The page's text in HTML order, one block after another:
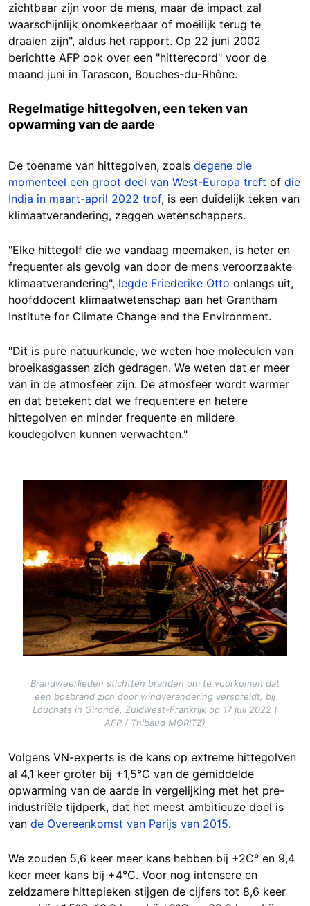
zichtbaar zijn voor de mens, maar de impact zal
waarschijnlijk onomkeerbaar of moeilijk terug te
draaien zijn", aldus het rapport. Op 22 juni 2002
berichtte AFP ook over een "hitterecord" voor de
maand juni in Tarascon, Bouches-du-Rhône.
Regelmatige hittegolven, een teken van
opwarming van de aarde
De toename van hittegolven, zoals degene die
momenteel een groot deel van West-Europa treft of die
India in maart-april 2022 trof, is een duidelijk teken van
klimaatverandering, zeggen wetenschappers.
"Elke hittegolf die we vandaag meemaken, is heter en
frequenter als gevolg van door de mens veroorzaakte
klimaatverandering", legde Friederike Otto onlangs uit,
hoofddocent klimaatwetenschap aan het Grantham
Institute for Climate Change and the Environment.
"Dit is pure natuurkunde, we weten hoe moleculen van
broeikasgassen zich gedragen. We weten dat er meer
van in de atmosfeer zijn. De atmosfeer wordt warmer
en dat betekent dat we frequentere en hetere
hittegolven en minder frequente en mildere
koudegolven kunnen verwachten."
Brandweerlieden stichtten branden om te voorkomen dat
een bosbrand zich door windverandering verspreidt, bij
Louchats in Gironde, Zuidwest-Frankrijk op 17 juli 2022 (
AFP / Thibaud MORITZ)
Volgens VN-experts is de kans op extreme hittegolven
al 4,1 keer groter bij +1,5°C van de gemiddelde
opwarming van de aarde in vergelijking met het pre-
industriële tijdperk, dat het meest ambitieuze doel is
van de Overeenkomst van Parijs van 2015.
We zouden 5,6 keer meer kans hebben bij +2C° en 9,4
keer meer kans bij +4°C. Voor nog intensere en
zeldzamere hittepieken stijgen de cijfers tot 8,6 keer